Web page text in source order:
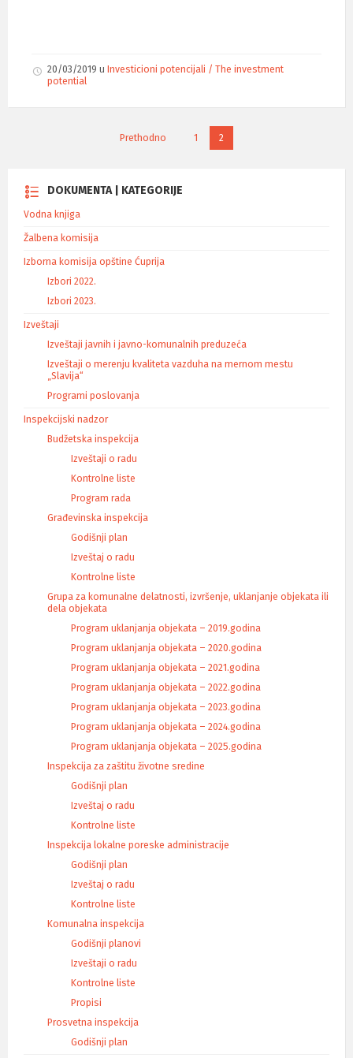
20/03/2019 u Investicioni potencijali / The investment
potential
Prethodno 1 2
DOKUMENTA | KATEGORIJE
Vodna knjiga
Žalbena komisija
Izborna komisija opštine Ćuprija
Izbori 2022.
Izbori 2023.
Izveštaji
Izveštaji javnih i javno-komunalnih preduzeća
Izveštaji o merenju kvaliteta vazduha na mernom mestu
„Slavija“
Programi poslovanja
Inspekcijski nadzor
Budžetska inspekcija
Izveštaji o radu
Kontrolne liste
Program rada
Građevinska inspekcija
Godišnji plan
Izveštaj o radu
Kontrolne liste
Grupa za komunalne delatnosti, izvršenje, uklanjanje objekata ili
dela objekata
Program uklanjanja objekata – 2019.godina
Program uklanjanja objekata – 2020.godina
Program uklanjanja objekata – 2021.godina
Program uklanjanja objekata – 2022.godina
Program uklanjanja objekata – 2023.godina
Program uklanjanja objekata – 2024.godina
Program uklanjanja objekata – 2025.godina
Inspekcija za zaštitu životne sredine
Godišnji plan
Izveštaj o radu
Kontrolne liste
Inspekcija lokalne poreske administracije
Godišnji plan
Izveštaj o radu
Kontrolne liste
Komunalna inspekcija
Godišnji planovi
Izveštaji o radu
Kontrolne liste
Propisi
Prosvetna inspekcija
Godišnji plan